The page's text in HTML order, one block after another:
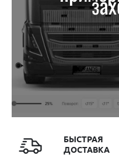
БЫСТРАЯ
ДОСТАВКА